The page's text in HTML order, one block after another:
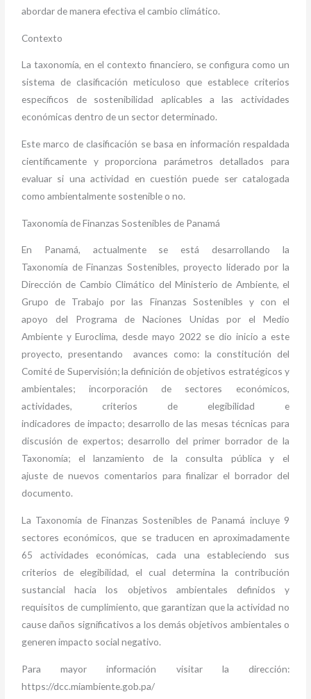
abordar de manera efectiva el cambio climático.
Contexto
La taxonomía, en el contexto financiero, se configura como un
sistema de clasificación meticuloso que establece criterios
específicos de sostenibilidad aplicables a las actividades
económicas dentro de un sector determinado.
Este marco de clasificación se basa en información respaldada
científicamente y proporciona parámetros detallados para
evaluar si una actividad en cuestión puede ser catalogada
como ambientalmente sostenible o no.
Taxonomía de Finanzas Sostenibles de Panamá
En Panamá, actualmente se está desarrollando la
Taxonomía de Finanzas Sostenibles, proyecto liderado por la
Dirección de Cambio Climático del Ministerio de Ambiente, el
Grupo de Trabajo por las Finanzas Sostenibles y con el
apoyo del Programa de Naciones Unidas por el Medio
Ambiente y Euroclima, desde mayo 2022 se dio inicio a este
proyecto, presentando avances como: la constitución del
Comité de Supervisión; la definición de objetivos estratégicos y
ambientales; incorporación de sectores económicos,
actividades, criterios de elegibilidad e
indicadores de impacto; desarrollo de las mesas técnicas para
discusión de expertos; desarrollo del primer borrador de la
Taxonomía; el lanzamiento de la consulta pública y el
ajuste de nuevos comentarios para finalizar el borrador del
documento.
La Taxonomía de Finanzas Sostenibles de Panamá incluye 9
sectores económicos, que se traducen en aproximadamente
65 actividades económicas, cada una estableciendo sus
criterios de elegibilidad, el cual determina la contribución
sustancial hacia los objetivos ambientales definidos y
requisitos de cumplimiento, que garantizan que la actividad no
cause daños significativos a los demás objetivos ambientales o
generen impacto social negativo.
Para mayor información visitar la dirección:
https://dcc.miambiente.gob.pa/